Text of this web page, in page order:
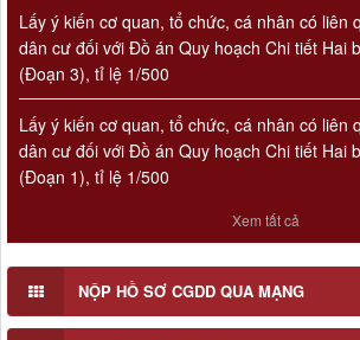
Lấy ý kiến cơ quan, tổ chức, cá nhân có liên
dân cư đối với Đồ án Quy hoạch Chi tiết Hai
(Đoạn 3), tỉ lệ 1/500
Lấy ý kiến cơ quan, tổ chức, cá nhân có liên
dân cư đối với Đồ án Quy hoạch Chi tiết Hai
(Đoạn 1), tỉ lệ 1/500
Xem tất cả
NỘP HỒ SƠ CGDD QUA MẠNG
Số 908/KH-VQH
Kế hoạch Thông tin, tuyên truyền về cải
nước của Viện Quy hoạch xây dựng Hà Nội
2030
Thời gian đăng: 16/07/2026
2512/QĐ-UBND
Quyết định số 2512/QĐ-UBND v/v Phê
thể Thủ đô Hà Nội tầm nhìn 100 năm
Thời gian đăng: 14/05/2026